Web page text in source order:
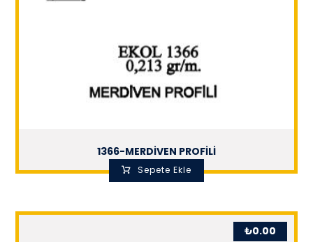
1366-MERDİVEN PROFİLİ
Sepete Ekle
₺0.00